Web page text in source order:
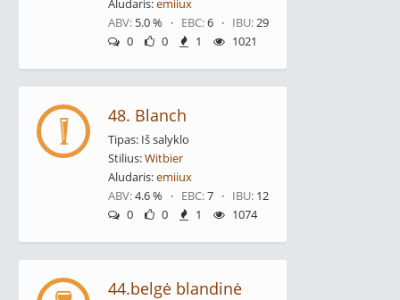
Aludaris:emiiux
ABV: 5.0 % · EBC:6 · IBU:29
0
0 1 1021
48. Blanch
Tipas: Iš salyklo
Stilius:Witbier
Aludaris:emiiux
ABV:4.6 % · EBC:7 · IBU: 12
0
0 1 1074
44.belgė blandinė